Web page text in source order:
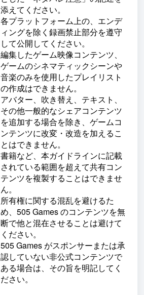
添えてください。
各プラットフォーム上の、エンデ
ィングを除く録画禁止部分を遵守
して公開してください。
編集したゲーム映像コンテンツ、
ゲームのシネマティックシーンや
音楽のみを使用したプレイリスト
の作成はできません。
アバター、吹き替え、テキスト、
その他一般的なシェアコンテンツ
を追加する場合を除き、ゲームコ
ンテンツに改変・改造を加えるこ
とはできません。
書籍など、本ガイドラインに記載
されている範囲を超えて共有コン
テンツを複製することはできませ
ん。
所有権に関する混乱を避けるた
め、505 Games のコンテンツを無
断で他と混在させることは避けて
ください。
505 Games がスポンサーまたは承
認していない非公式コンテンツで
ある場合は、その旨を明記してく
ださい。